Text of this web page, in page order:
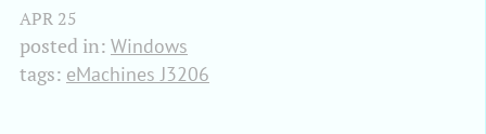
APR 25
posted in: Windows
tags: eMachines J3206